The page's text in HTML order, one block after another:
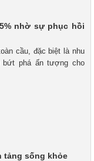
nhờ sự phục hồi
cầu, đặc biệt là nhu
bứt phá ấn tượng cho
tảng sống khỏe